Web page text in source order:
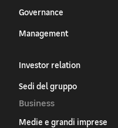
Governance
Management
Investor relation
Sedi del gruppo
Business
Medie e grandi imprese